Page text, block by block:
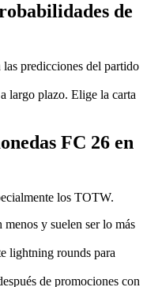
de
predicciones del partido
largo plazo. Elige la carta
FC 26 en
los TOTW.
y suelen ser lo más
lightning rounds para
de promociones con